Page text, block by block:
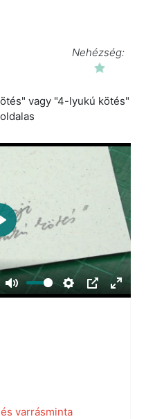
Nehézség:
vagy "4-lyukú kötés"
Mute Settings
PIP Enter
Play
varrásminta